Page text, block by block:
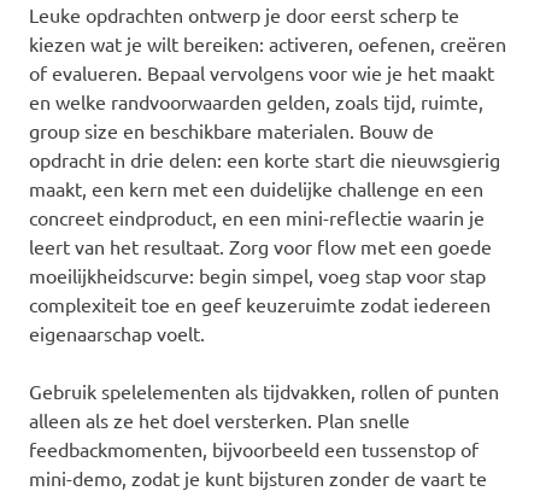
Leuke opdrachten ontwerp je door eerst scherp te
kiezen wat je wilt bereiken: activeren, oefenen, creëren
of evalueren. Bepaal vervolgens voor wie je het maakt
en welke randvoorwaarden gelden, zoals tijd, ruimte,
group size en beschikbare materialen. Bouw de
opdracht in drie delen: een korte start die nieuwsgierig
maakt, een kern met een duidelijke challenge en een
concreet eindproduct, en een mini-reflectie waarin je
leert van het resultaat. Zorg voor flow met een goede
moeilijkheidscurve: begin simpel, voeg stap voor stap
complexiteit toe en geef keuzeruimte zodat iedereen
eigenaarschap voelt.
Gebruik spelelementen als tijdvakken, rollen of punten
alleen als ze het doel versterken. Plan snelle
feedbackmomenten, bijvoorbeeld een tussenstop of
mini-demo, zodat je kunt bijsturen zonder de vaart te